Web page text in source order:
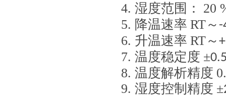
4. 湿度范围：
20
5. 降温速率 RT～ -
6. 升温速率 RT～
7. 温度稳定度 ±
8. 温度解析精度
9. 湿度控制精度 ±